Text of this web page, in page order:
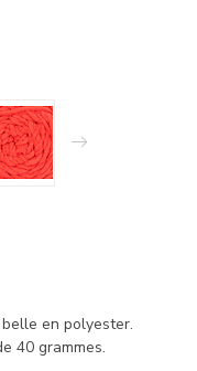
en polyester.
40 grammes.